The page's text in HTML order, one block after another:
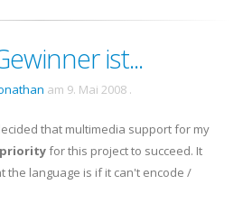
ist...
am 9. Mai 2008 .
that multimedia support for my
for this project to succeed. It
the language is if it can't encode /